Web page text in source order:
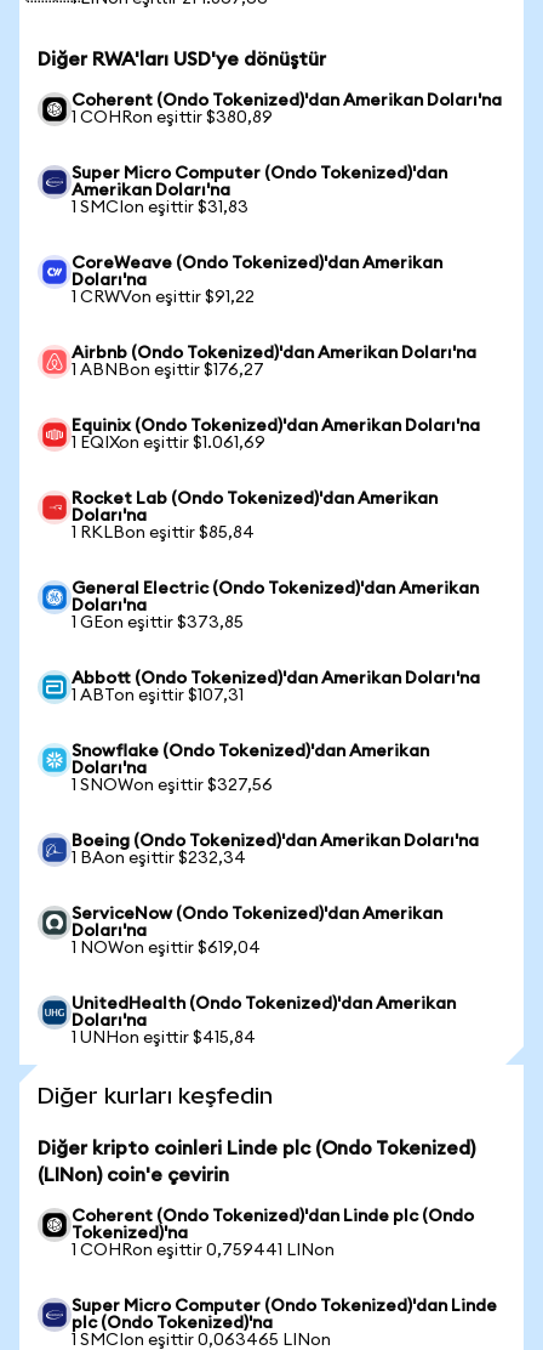
Diğer RWA'ları USD'ye dönüştür
Coherent (Ondo Tokenized)'dan Amerikan Doları'na
1 COHRon eşittir $380,89
Super Micro Computer (Ondo Tokenized)'dan
Amerikan Doları'na
1 SMCIon eşittir $31,83
CoreWeave (Ondo Tokenized)'dan Amerikan
Doları'na
1 CRWVon eşittir $91,22
Airbnb (Ondo Tokenized)'dan Amerikan Doları'na
1 ABNBon eşittir $176,27
Equinix (Ondo Tokenized)'dan Amerikan Doları'na
1 EQIXon eşittir $1.061,69
Rocket Lab (Ondo Tokenized)'dan Amerikan
Doları'na
1 RKLBon eşittir $85,84
General Electric (Ondo Tokenized)'dan Amerikan
Doları'na
1 GEon eşittir $373,85
Abbott (Ondo Tokenized)'dan Amerikan Doları'na
1 ABTon eşittir $107,31
Snowflake (Ondo Tokenized)'dan Amerikan
Doları'na
1 SNOWon eşittir $327,56
Boeing (Ondo Tokenized)'dan Amerikan Doları'na
1 BAon eşittir $232,34
ServiceNow (Ondo Tokenized)'dan Amerikan
Doları'na
1 NOWon eşittir $619,04
UnitedHealth (Ondo Tokenized)'dan Amerikan
Doları'na
1 UNHon eşittir $415,84
Diğer kurları keşfedin
Diğer kripto coinleri Linde plc (Ondo Tokenized)
(LINon) coin'e çevirin
Coherent (Ondo Tokenized)'dan Linde plc (Ondo
Tokenized)'na
1 COHRon eşittir 0,759441 LINon
Super Micro Computer (Ondo Tokenized)'dan Linde
plc (Ondo Tokenized)'na
1 SMCIon eşittir 0,063465 LINon